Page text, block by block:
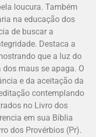
loucura. Também
na educação dos
de buscar a
Destaca a
que a luz do
maus se apaga. O
e da aceitação da
contemplando
no Livro dos
em sua Bíblia
dos Provérbios (Pr).